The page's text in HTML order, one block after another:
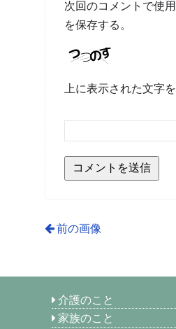
次回のコメントで使
を保存する。
上に表示された文字
前の画像
介護のこと
家族のこと